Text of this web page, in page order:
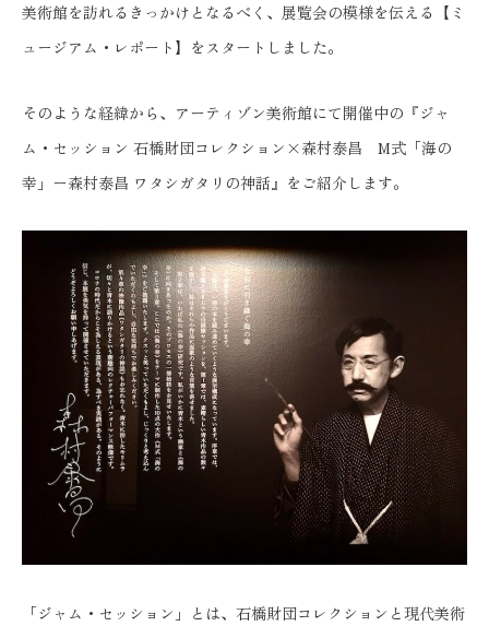
美術館を訪れるきっかけとなるべく、展覧会の模様を伝える【ミ
ュージアム・レポート】をスタートしました。
そのような経緯から、アーティゾン美術館にて開催中の『ジャ
ム・セッション 石橋財団コレクション×森村泰昌 M式「海の
幸」ー森村泰昌 ワタシガタリの神話』をご紹介します。
「ジャム・セッション」とは、石橋財団コレクションと現代美術